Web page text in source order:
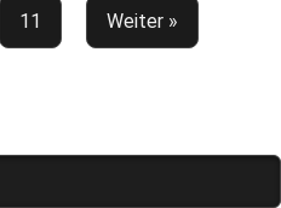
11 Weiter »